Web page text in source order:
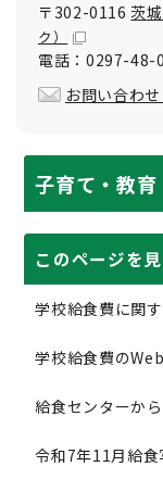
〒302-0116茨
ク）
電話：0297-48-
お問い合わ
子育て・教育
このページを
学校給食費に関
学校給食費の
給食センターか
令和7年11月給食